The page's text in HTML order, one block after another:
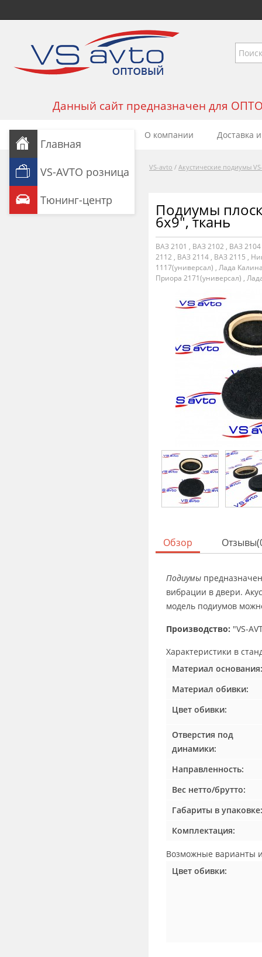
Данный сайт предназначен для
О компании Доставка
VS-avto / Акустические подиумы
Главная
VS-AVTO розница
Тюнинг-центр
Подиумы
6x9", ткань
ВАЗ 2101 , ВАЗ 2102 , ВАЗ 2104
2112 , ВАЗ 2114 , ВАЗ 2115 ,
1117(универсал) , Лада
Приора 2171(универсал) ,
Обзор
Подиумы
вибрации в двери.
модель подиумов
Производство: "VS-
Характеристики в
Материал основания:
Материал обивки:
Цвет обивки:
Отверстия под
динамики:
Направленность:
Вес нетто/брутто:
Габариты в упаковке:
Комплектация:
Возможные варианты
Цвет обивки: